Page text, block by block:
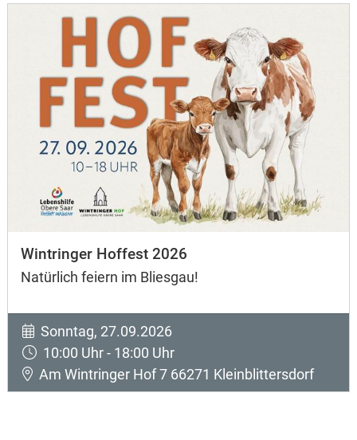
Wintringer Hoffest 2026
Natürlich feiern im Bliesgau!
Sonntag, 27.09.2026
10:00 Uhr - 18:00 Uhr
Am Wintringer Hof 7 66271 Kleinblittersdorf